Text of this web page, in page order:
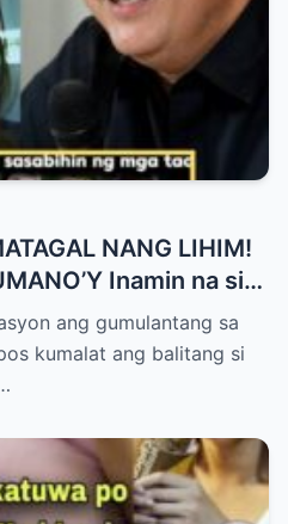
NANG LIHIM!
Inamin na si
na Ama nina
— Buong Showbiz
sa Rebelasyong
ang gumulantang sa
kumalat ang balitang si